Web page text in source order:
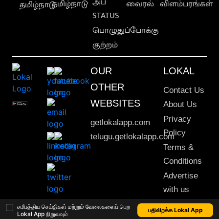
சமீபத்திய செய்திகள் மற்றும் வேலைகளைப் பெற
Lokal App நிறுவவும்
பதிவிறக்க Lokal App
தமிழ்நாடுதமிழ்நாடு
STATUS
பொழுதுப்போக்கு
குற்றம்
வைரல் விளம்பரங்கள்
OUR
OTHER
WEBSITES
getlokalapp.com
telugu.getlokalapp.com
LOKAL
Contact Us
About Us
Privacy
Policy
Terms &
Conditions
Advertise
with us
Sitemap
This material may not be published, transmitted, rewritten or redistributed. © 2020 Lokal App. All rights reserved.